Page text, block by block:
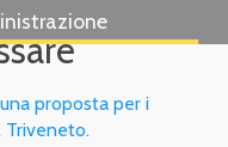
proposta per i
Triveneto.